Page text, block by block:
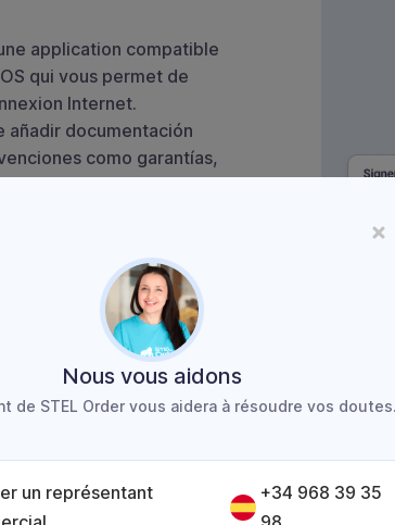
application compatible
qui vous permet de
Internet.
añadir documentación
como garantías,
grabaciones de audio
Nous vous aidons
de STEL Order vous aidera à résoudre vos
un représentant
+34 968 39 35